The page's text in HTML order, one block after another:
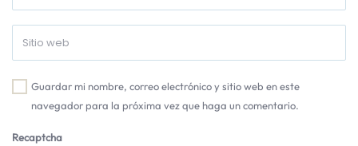
Guardar mi nombre, correo electrónico y sitio web en este
navegador para la próxima vez que haga un comentario.
Recaptcha